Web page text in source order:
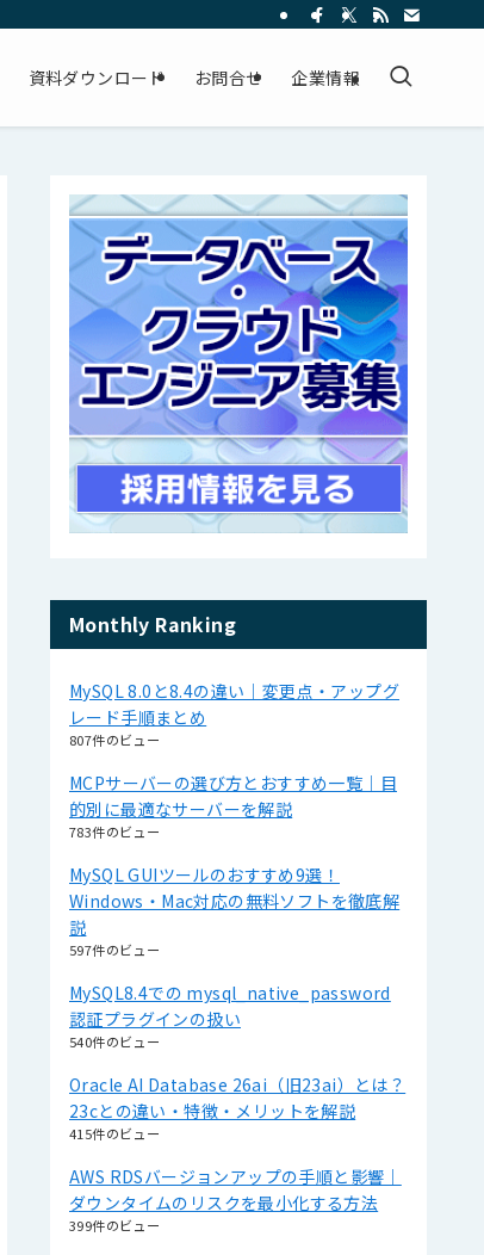
資料ダウンロード お問合せ 企業情報
Monthly Ranking
MySQL 8.0と8.4の違い｜変更点・アップグ
レード手順まとめ
807件のビュー
MCPサーバーの選び方とおすすめ一覧｜目
的別に最適なサーバーを解説
783件のビュー
MySQL GUIツールのおすすめ9選！
Windows・Mac対応の無料ソフトを徹底解
説
597件のビュー
MySQL8.4での mysql_native_password
認証プラグインの扱い
540件のビュー
Oracle AI Database 26ai（旧23ai）とは？
23cとの違い・特徴・メリットを解説
415件のビュー
AWS RDSバージョンアップの手順と影響｜
ダウンタイムのリスクを最小化する方法
399件のビュー